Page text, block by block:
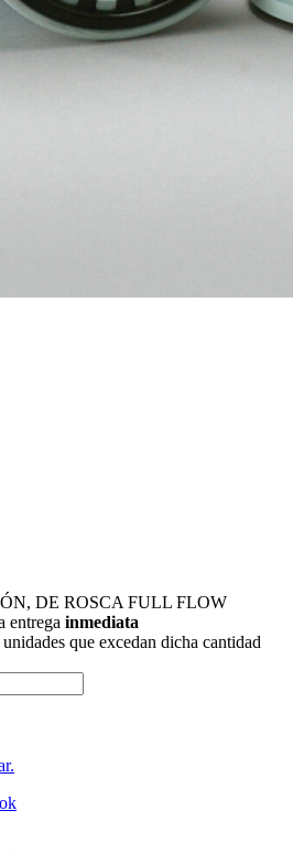
DE ROSCA FULL FLOW
entrega inmediata
que excedan dicha cantidad